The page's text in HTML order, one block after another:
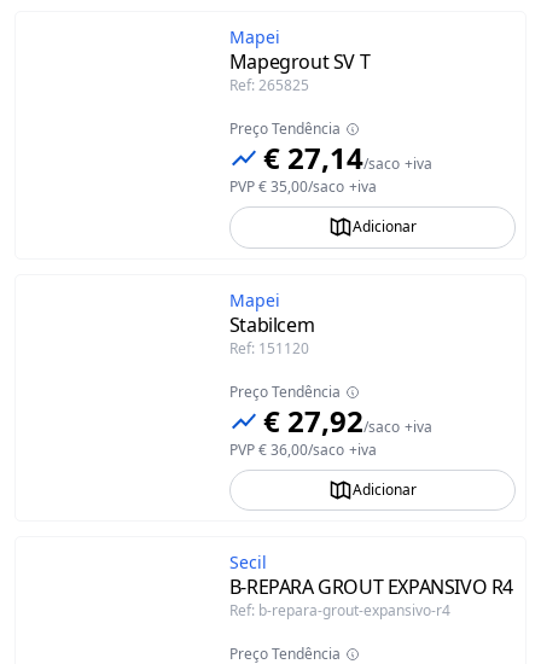
Mapei
Mapegrout SV T
Ref: 265825
Preço Tendência
€ 27,14/saco +iva
PVP€ 35,00/saco +iva
Adicionar
Mapei
Stabilcem
Ref: 151120
Preço Tendência
€ 27,92/saco +iva
PVP€ 36,00/saco +iva
Adicionar
Secil
B-REPARA GROUT EXPANSIVO R4
Ref: b-repara-grout-expansivo-r4
Preço Tendência